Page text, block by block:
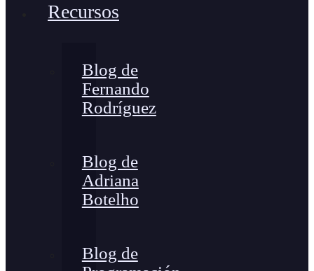
Recursos
Blog de
Fernando
Rodríguez
Blog de
Adriana
Botelho
Blog de